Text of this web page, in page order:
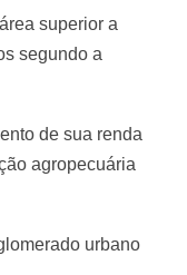
superior a
segundo a
de sua renda
agropecuária
urbano